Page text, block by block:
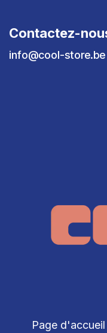
Contactez-
info@cool-store.be
Page d'accueil